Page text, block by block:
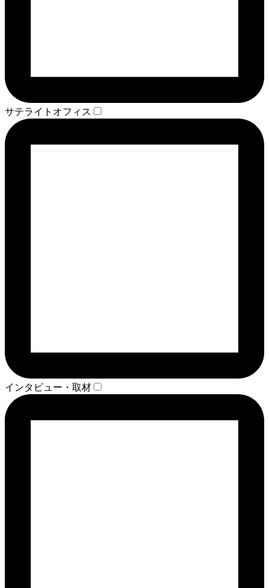
サテライトオフィス
インタビュー・取材